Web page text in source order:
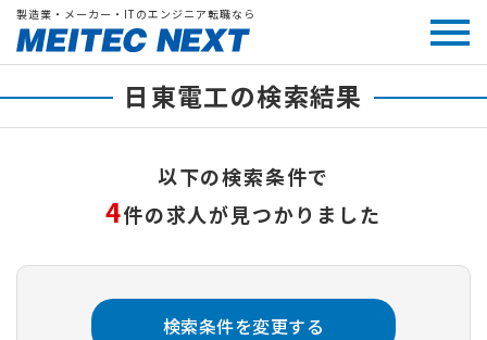
製造業・メーカー・ITのエンジニア転職なら
日東電工の検索結果
以下の検索条件で
4件の求人が見つかりました
検索条件を変更する